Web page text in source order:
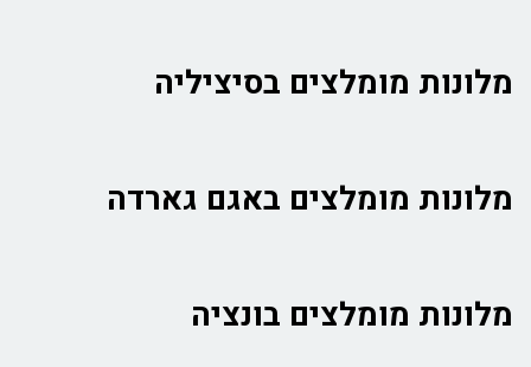
מלונות מומלצים בסיציליה
מלונות מומלצים באגם גארדה
מלונות מומלצים בונציה